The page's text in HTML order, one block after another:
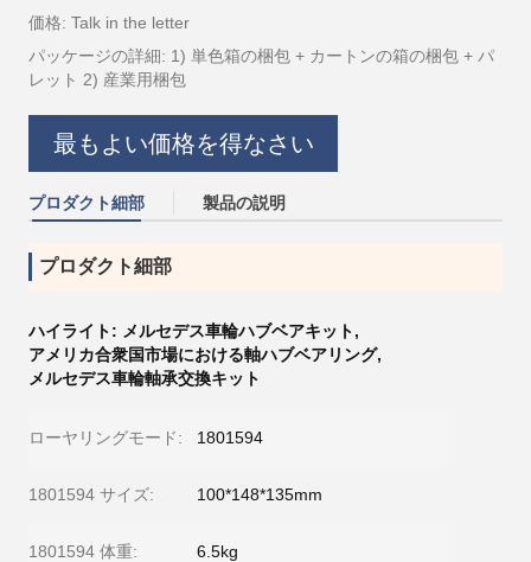
価格: Talk in the letter
パッケージの詳細: 1) 単色箱の梱包 + カートンの箱の梱包 + パ
レット 2) 産業用梱包
最もよい価格を得なさい
プロダクト細部 製品の説明
プロダクト細部
ハイライト: メルセデス車輪ハブベアキット,
アメリカ合衆国市場における軸ハブベアリング,
メルセデス車輪軸承交換キット
ローヤリングモード: 1801594
1801594 サイズ: 100*148*135mm
1801594 体重: 6.5kg